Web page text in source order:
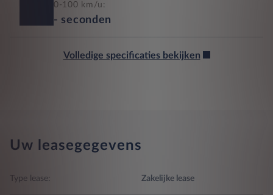
0-100 km/u:
- seconden
Volledige specificaties bekijken
Uw leasegegevens
Type lease: Zakelijke lease